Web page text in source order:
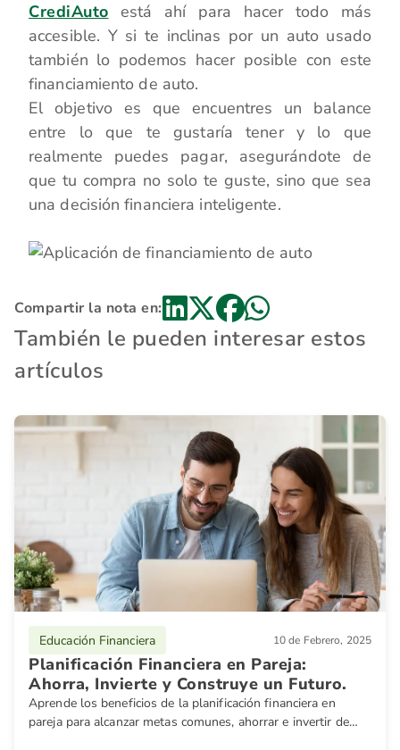
CrediAuto está ahí para hacer todo más
accesible. Y si te inclinas por un auto usado
también lo podemos hacer posible con este
financiamiento de auto.
El objetivo es que encuentres un balance
entre lo que te gustaría tener y lo que
realmente puedes pagar, asegurándote de
que tu compra no solo te guste, sino que sea
una decisión financiera inteligente.
Compartir la nota en:
También le pueden interesar estos
artículos
Educación Financiera 10 de Febrero, 2025
Planificación Financiera en Pareja:
Ahorra, Invierte y Construye un Futuro.
Aprende los beneficios de la planificación financiera en
pareja para alcanzar metas comunes, ahorrar e invertir de